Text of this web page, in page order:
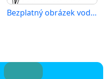
Bezplatný obrázek vodníka